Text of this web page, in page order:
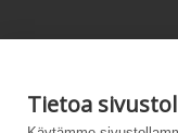
Tietoa